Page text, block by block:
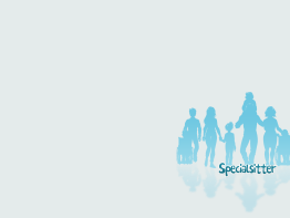
Unsere